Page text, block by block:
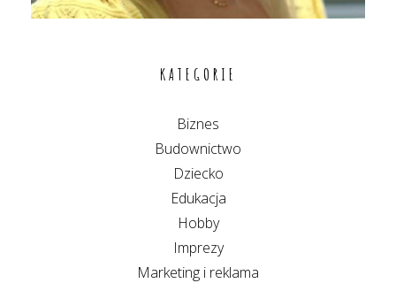
KATEGORIE
Biznes
Budownictwo
Dziecko
Edukacja
Hobby
Imprezy
Marketing i reklama